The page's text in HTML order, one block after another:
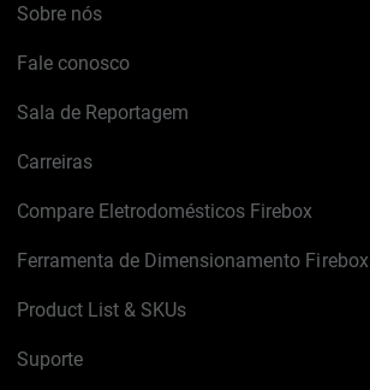
Sobre nós
Fale conosco
Sala de Reportagem
Carreiras
Compare Eletrodomésticos Firebox
Ferramenta de Dimensionamento Firebox
Product List & SKUs
Suporte